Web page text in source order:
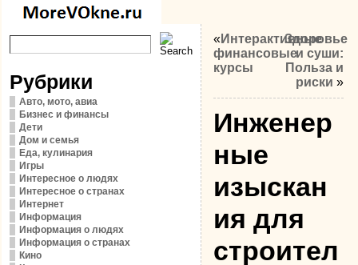
Рубрики
Авто, мото, авиа
Бизнес и финансы
Дети
Дом и семья
Еда, кулинария
Игры
Интересное о людях
Интересное о странах
Интернет
Информация
Информация о людях
Информация о странах
Кино
«Интерактивные
финансовые
курсы
Здоровье
и суши:
Польза и
риски »
Инженер
ные
изыскан
ия для
строител